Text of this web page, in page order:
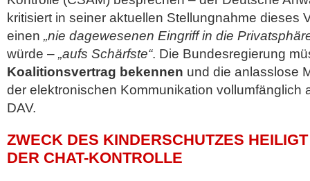
kritisiert in seiner aktuellen Stellungnahme dieses
einen „nie dagewesenen Eingriff in die
würde – „aufs Schärfste“. Die Bundesregierung
Koalitionsvertrag bekennen und die anlasslose
der elektronischen Kommunikation vollumfänglich
DAV.
ZWECK DES KINDERSCHUTZES
DER CHAT-KONTROLLE